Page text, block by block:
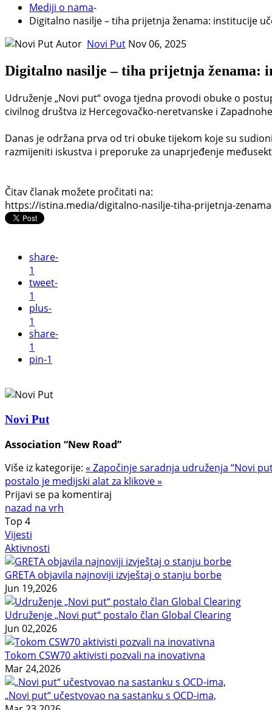
Mediji o nama-
Digitalno nasilje – tiha prijetnja ženama: institucije
Autor Novi Put Nov 06, 2025
Digitalno nasilje – tiha prijetnja ženama:
Udruženje „Novi put“ ovoga tjedna provodi obuke o
civilnog društva iz Hercegovačko-neretvanske i
Danas je održana prva od tri obuke tijekom koje su
razmijeniti iskustva i preporuke za unaprjeđenje
Čitav članak možete pročitati na:
https://istina.media/digitalno-nasilje-tiha-prijetnja-
share-
1
tweet-
1
plus-
1
share-
1
pin-1
Novi Put
Association “New Road”
Više iz kategorije: « Započinje saradnja udruženja “Novi
postalo je medijski alat za klikove »
Prijavi se pa komentiraj
nazad na vrh
Top 4
Vijesti
Aktivnosti
GRETA objavila najnoviji izvještaj o stanju borbe
Jun 19,2026
Udruženje „Novi put“ postalo član Global Clearing
Jun 02,2026
Tokom CSW70 aktivisti pozvali na inovativna
Mar 24,2026
„Novi put“ učestvovao na sastanku s OCD-ima,